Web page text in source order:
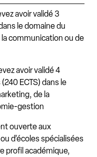
avoir validé 3
le domaine du
communication ou de
avoir validé 4
ECTS) dans le
de la
gestion
ouverte aux
d’écoles spécialisées
profil académique,